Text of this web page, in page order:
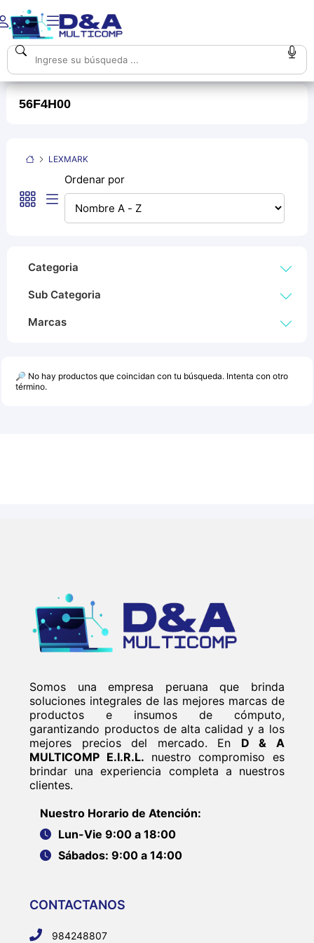
56F4H00
LEXMARK
Ordenar por
Categoria
Sub Categoria
Marcas
🔎 No hay productos que coincidan con tu búsqueda. Intenta con otro
término.
Somos una empresa peruana que brinda
soluciones integrales de las mejores marcas de
productos e insumos de cómputo,
garantizando productos de alta calidad y a los
mejores precios del mercado. En D & A
MULTICOMP E.I.R.L. nuestro compromiso es
brindar una experiencia completa a nuestros
clientes.
Nuestro Horario de Atención:
Lun-Vie 9:00 a 18:00
Sábados: 9:00 a 14:00
CONTACTANOS
984248807